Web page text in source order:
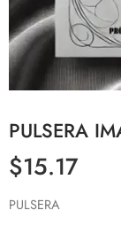
PULSERA
$15.17
PULSERA